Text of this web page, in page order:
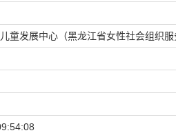
童发展中心（黑龙江省女性社会组织服